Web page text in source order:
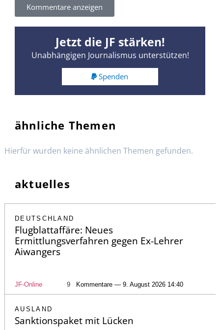
Kommentare anzeigen
Jetzt die JF stärken!
Unabhängigen Journalismus unterstützen!
Spenden
ähnliche Themen
Hierfür wurden keine ähnlichen Themen gefunden.
aktuelles
DEUTSCHLAND
Flugblattaffäre: Neues
Ermittlungsverfahren gegen Ex-Lehrer
Aiwangers
JF-Online 9 Kommentare — 9. August 2026 14:40
AUSLAND
Sanktionspaket mit Lücken